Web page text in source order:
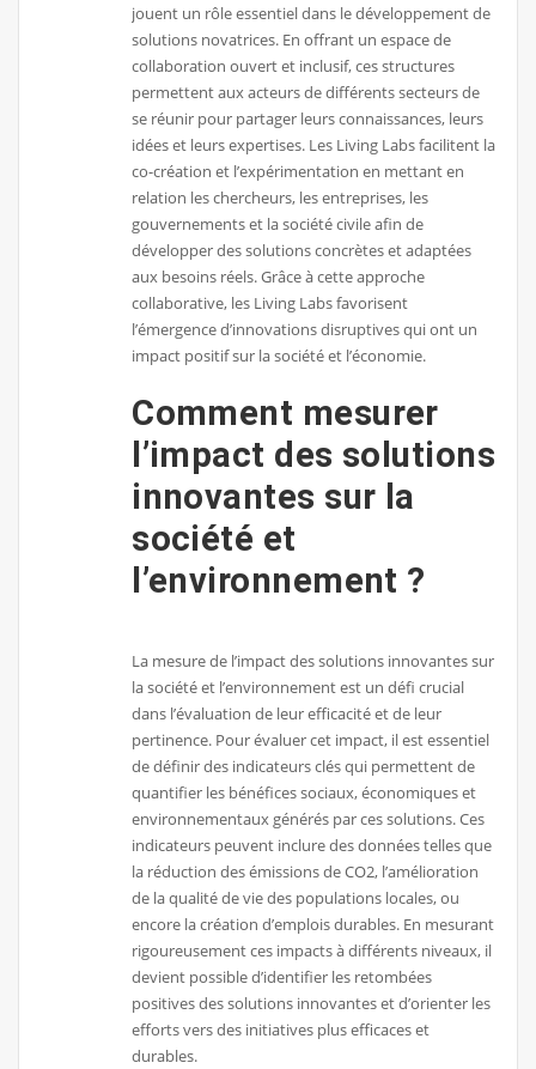
jouent un rôle essentiel dans le développement de
solutions novatrices. En offrant un espace de
collaboration ouvert et inclusif, ces structures
permettent aux acteurs de différents secteurs de
se réunir pour partager leurs connaissances, leurs
idées et leurs expertises. Les Living Labs facilitent la
co-création et l’expérimentation en mettant en
relation les chercheurs, les entreprises, les
gouvernements et la société civile afin de
développer des solutions concrètes et adaptées
aux besoins réels. Grâce à cette approche
collaborative, les Living Labs favorisent
l’émergence d’innovations disruptives qui ont un
impact positif sur la société et l’économie.
Comment mesurer
l’impact des solutions
innovantes sur la
société et
l’environnement ?
La mesure de l’impact des solutions innovantes sur
la société et l’environnement est un défi crucial
dans l’évaluation de leur efficacité et de leur
pertinence. Pour évaluer cet impact, il est essentiel
de définir des indicateurs clés qui permettent de
quantifier les bénéfices sociaux, économiques et
environnementaux générés par ces solutions. Ces
indicateurs peuvent inclure des données telles que
la réduction des émissions de CO2, l’amélioration
de la qualité de vie des populations locales, ou
encore la création d’emplois durables. En mesurant
rigoureusement ces impacts à différents niveaux, il
devient possible d’identifier les retombées
positives des solutions innovantes et d’orienter les
efforts vers des initiatives plus efficaces et
durables.